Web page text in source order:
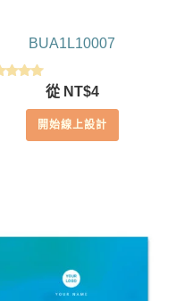
BUA1L10007
滿分 5
從 NT$4
開始線上設計